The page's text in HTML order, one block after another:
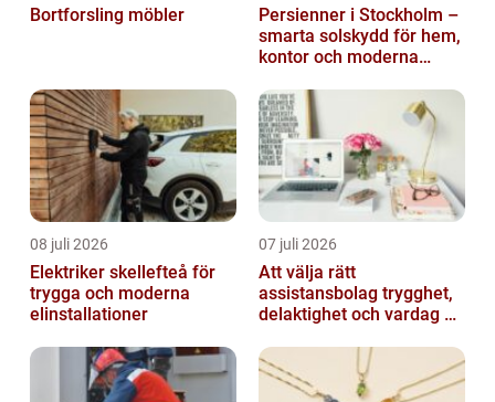
Bortforsling möbler
Persienner i Stockholm –
smarta solskydd för hem,
kontor och moderna
08 juli 2026
Elektriker skellefteå för
trygga och moderna
elinstallationer
07 juli 2026
Att välja rätt
assistansbolag trygghet,
delaktighet och vardag på